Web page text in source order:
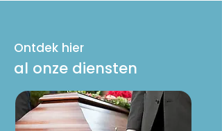
Ontdek hier
al onze diensten